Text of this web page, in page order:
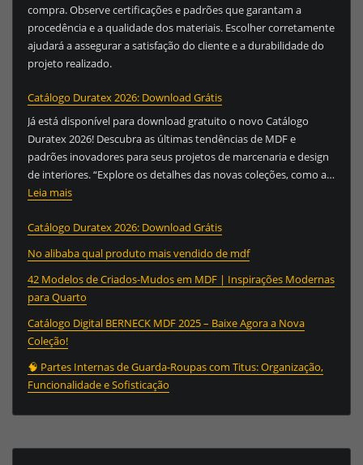
compra. Observe certificações e padrões que garantam a
procedência e a qualidade dos materiais. Escolher corretamente
ajudará a assegurar a satisfação do cliente e a durabilidade do
projeto realizado.
Catálogo Duratex 2026: Download Grátis
Já está disponível para download gratuito o novo Catálogo
Duratex 2026! Descubra as últimas tendências de MDF e
padrões inovadores para seus projetos de marcenaria e design
de interiores. “Explore os detalhes das novas coleções, como a…
Leia mais:
Duratex
Download
Grátis
Catálogo Duratex 2026: Download Grátis
No alibaba qual produto mais vendido de mdf
42 Modelos de Criados-Mudos em MDF | Inspirações Modernas
para Quarto
Catálogo Digital BERNECK MDF 2025 – Baixe Agora a Nova
Coleção!
🧠 Partes Internas de Guarda-Roupas com Titus: Organização,
Funcionalidade e Sofisticação